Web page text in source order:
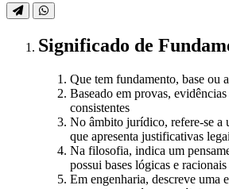
Significado de
Que tem fundamento, base ou
Baseado em provas,
consistentes
No âmbito jurídico, refere-se a
que apresenta justificativas
Na filosofia, indica um
possui bases lógicas e racionais
Em engenharia, descreve uma